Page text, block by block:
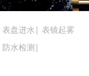
表盘进水 表镜起雾
防水检测